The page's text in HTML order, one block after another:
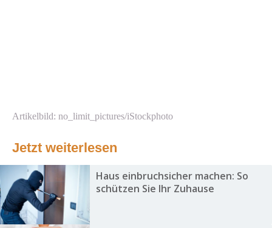
Artikelbild: no_limit_pictures/iStockphoto
Jetzt weiterlesen
Haus einbruchsicher machen: So
schützen Sie Ihr Zuhause